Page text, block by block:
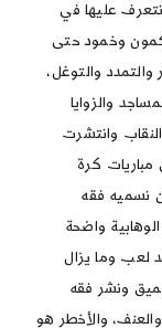
عليها في
وخمود حتى
والتمدد والتوغل،
والزوايا
وانتشرت
كرة
نسميه فقه
واضحة
لعب وما يزال
ونشر فقه
والأخطر هو